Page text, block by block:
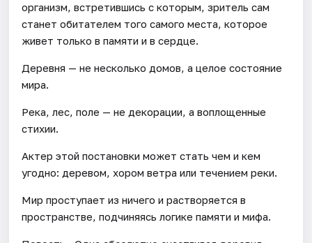
организм, встретившись с которым, зритель сам
станет обитателем того самого места, которое
живет только в памяти и в сердце.
Деревня — не несколько домов, а целое состояние
мира.
Река, лес, поле — не декорации, а воплощенные
стихии.
Актер этой постановки может стать чем и кем
угодно: деревом, хором ветра или течением реки.
Мир проступает из ничего и растворяется в
пространстве, подчиняясь логике памяти и мифа.